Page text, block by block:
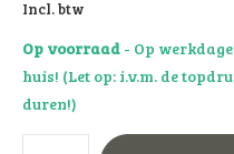
Incl. btw
Op voorraad - Op
huis! (Let op: i.v.m. de
duren!)